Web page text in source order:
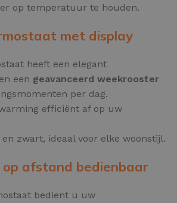
op temperatuur te houden.
met display
heeft een elegant
een geavanceerd weekrooster
per dag.
efficiënt af op uw
zwart, ideaal voor elke woonstijl.
afstand bedienbaar
bedient u uw